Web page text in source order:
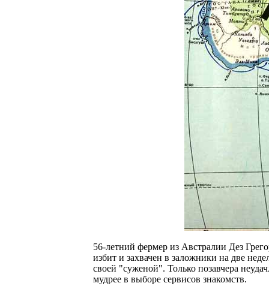
56-летний фермер из Австралии Дез
избит и захвачен в заложники на две
своей "суженой". Только позавчера
мудрее в выборе сервисов знакомств.